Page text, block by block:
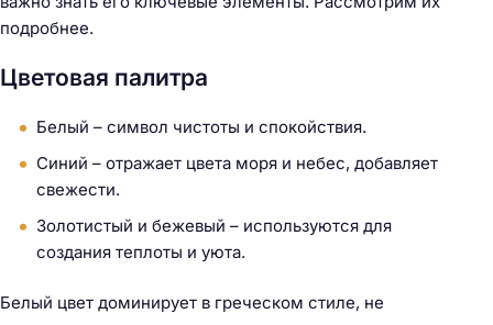
подробнее.
Цветовая палитра
Белый – символ чистоты и спокойствия.
Синий – отражает цвета моря и небес, добавляет
свежести.
Золотистый и бежевый – используются для
создания теплоты и уюта.
Белый цвет доминирует в греческом стиле, не